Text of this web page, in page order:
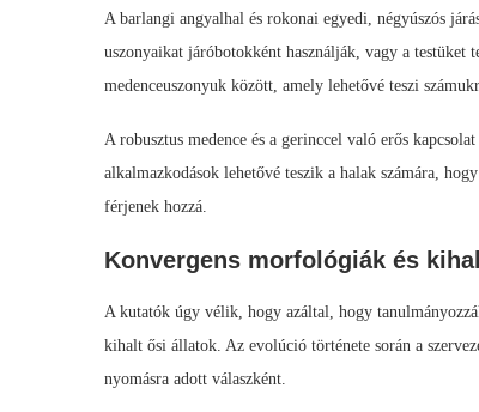
A barlangi angyalhal és rokonai egyedi, négyúszós
uszonyaikat járóbotokként használják, vagy a testüket
medenceuszonyuk között, amely lehetővé teszi
A robusztus medence és a gerinccel való erős
alkalmazkodások lehetővé teszik a halak számára,
férjenek hozzá.
Konvergens morfológiák és
A kutatók úgy vélik, hogy azáltal, hogy
kihalt ősi állatok. Az evolúció története során a
nyomásra adott válaszként.